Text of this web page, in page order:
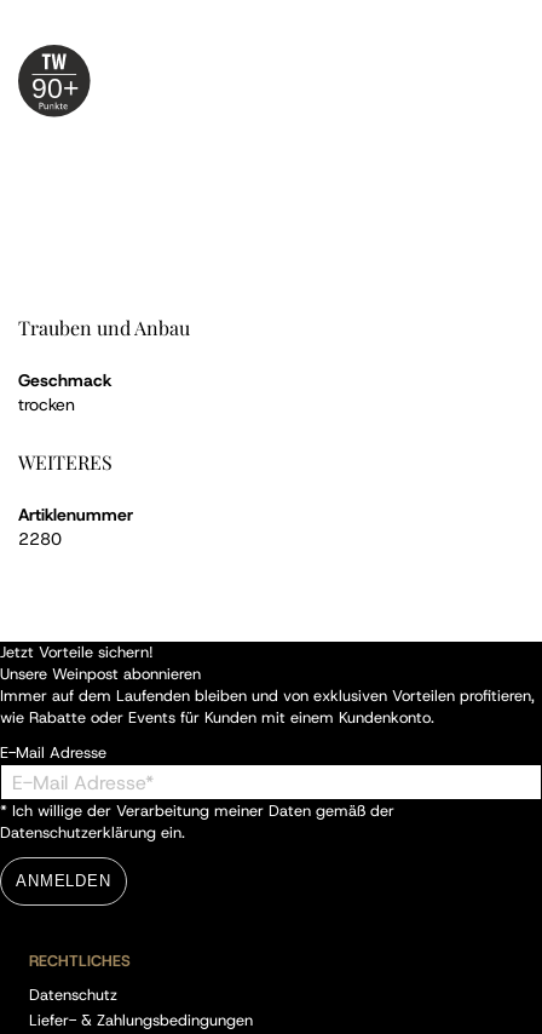
90+
Trauben und Anbau
Geschmack
trocken
WEITERES
Artiklenummer
2280
Jetzt Vorteile sichern!
Unsere Weinpost abonnieren
Immer auf dem Laufenden bleiben und von exklusiven Vorteilen profitieren,
wie Rabatte oder Events für Kunden mit einem Kundenkonto.
E-Mail Adresse
* Ich willige der Verarbeitung meiner Daten gemäß der
Datenschutzerklärung ein.
ANMELDEN
RECHTLICHES
Datenschutz
Liefer- & Zahlungsbedingungen